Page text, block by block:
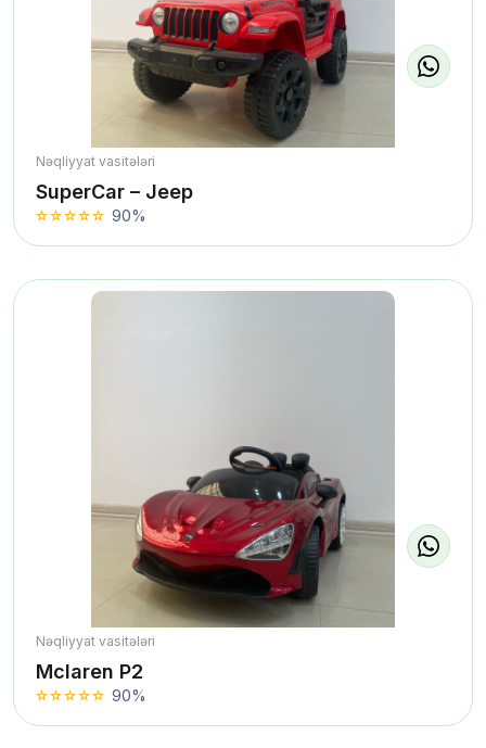
Nəqliyyat vasitələri
SuperCar – Jeep
90%
Nəqliyyat vasitələri
Mclaren P2
90%